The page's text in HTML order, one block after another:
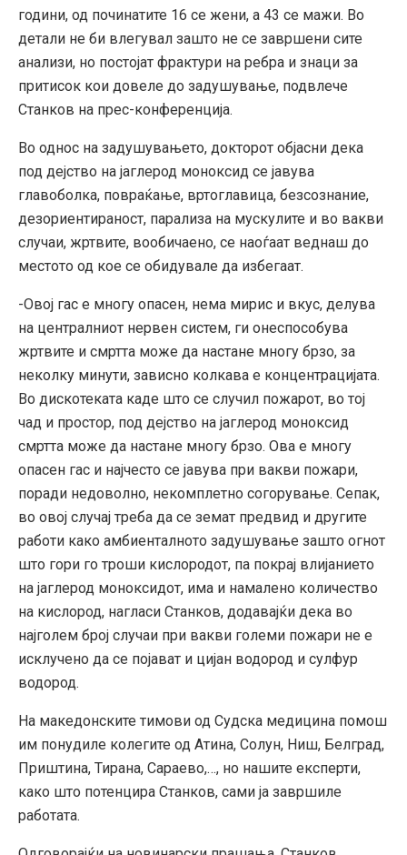
години, од починатите 16 се жени, а 43 се мажи. Во
детали не би влегувал зашто не се завршени сите
анализи, но постојат фрактури на ребра и знаци за
притисок кои довеле до задушување, подвлече
Станков на прес-конференција.
Во однос на задушувањето, докторот објасни дека
под дејство на јаглерод моноксид се јавува
главоболка, повраќање, вртоглавица, безсознание,
дезориентираност, парализа на мускулите и во вакви
случаи, жртвите, вообичаено, се наоѓаат веднаш до
местото од кое се обидувале да избегаат.
-Овој гас е многу опасен, нема мирис и вкус, делува
на централниот нервен систем, ги онеспособува
жртвите и смртта може да настане многу брзо, за
неколку минути, зависно колкава е концентрацијата.
Во дискотеката каде што се случил пожарот, во тој
чад и простор, под дејство на јаглерод моноксид
смртта може да настане многу брзо. Ова е многу
опасен гас и најчесто се јавува при вакви пожари,
поради недоволно, некомплетно согорување. Сепак,
во овој случај треба да се земат предвид и другите
работи како амбиенталното задушување зашто огнот
што гори го троши кислородот, па покрај влијанието
на јаглерод моноксидот, има и намалено количество
на кислород, нагласи Станков, додавајќи дека во
најголем број случаи при вакви големи пожари не е
исклучено да се појават и цијан водород и сулфур
водород.
На македонските тимови од Судска медицина помош
им понудиле колегите од Атина, Солун, Ниш, Белград,
Приштина, Тирана, Сараево,…, но нашите експерти,
како што потенцира Станков, сами ја завршиле
работата.